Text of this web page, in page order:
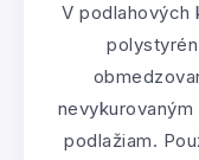
V podlahových
podlažiam.